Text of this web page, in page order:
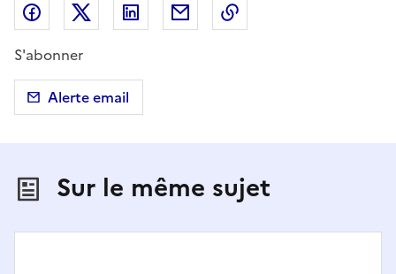
Partager sur Facebook
Partager sur X (anciennement Twitter)
Partager sur LinkedIn
Partager par email
S'abonner
Alerte email
Sur le même sujet